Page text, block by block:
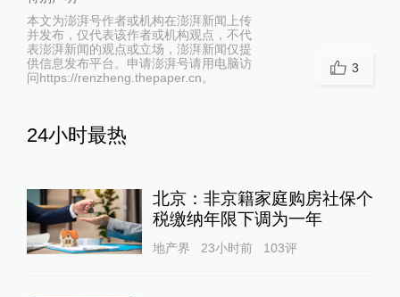
本文为澎湃号作者或机构在澎湃新闻上传
并发布，仅代表该作者或机构观点，不代
表澎湃新闻的观点或立场，澎湃新闻仅提
供信息发布平台。申请澎湃号请用电脑访
问https://renzheng.thepaper.cn。
3
24小时最热
北京：非京籍家庭购房社保个
税缴纳年限下调为一年
地产界 23小时前 103评